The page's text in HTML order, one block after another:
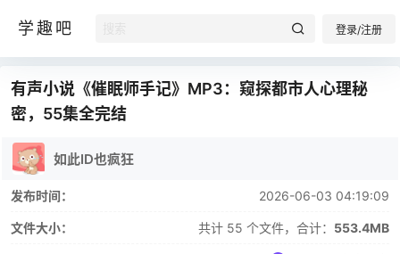
学趣吧 登录/注册
有声小说《催眠师手记》MP3：窥探都市人心理秘
密，55集全完结
如此ID也疯狂
发布时间： 2026-06-03 04:19:09
文件大小： 共计 55 个文件，合计： 553.4MB